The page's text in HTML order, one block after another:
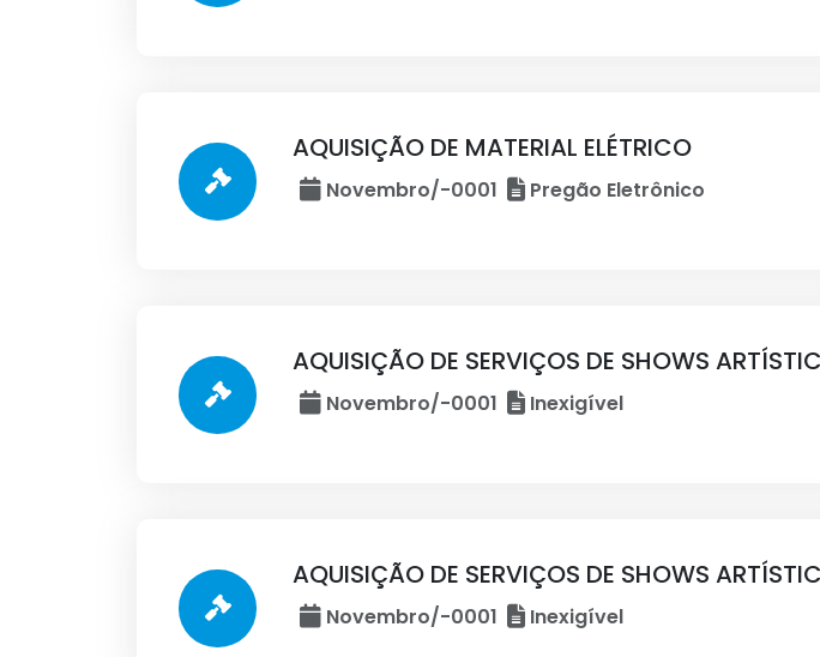
AQUISIÇÃO DE MATERIAL ELÉTRICO
Novembro/-0001 Pregão Eletrônico
AQUISIÇÃO DE SERVIÇOS DE SHOWS
Novembro/-0001 Inexigível
AQUISIÇÃO DE SERVIÇOS DE SHOWS
Novembro/-0001 Inexigível